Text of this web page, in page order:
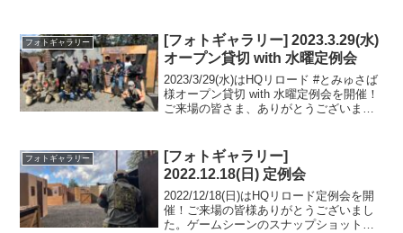
をみる(Google Photo)
フォトギャラリー
[フォトギャラリー] 2023.3.29(水)
オープン貸切 with 水曜定例会
2023/3/29(水)はHQリロード #とみゅさば
様オープン貸切 with 水曜定例会を開催！
ご来場の皆さま、ありがとうございまし
ください。また次回のご来場をお待ち...
フォトギャラリー
[フォトギャラリー]
2022.12.18(日) 定例会
2022/12/18(日)はHQリロード定例会を開
催！ご来場の皆様ありがとうございまし
た。ゲームシーンのスナップショットを